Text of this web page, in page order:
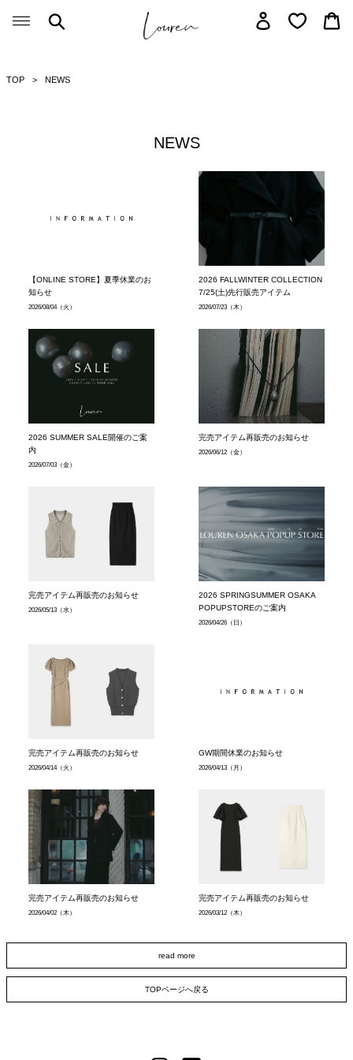
Log in
TOP NEWS
NEWS
【ONLINE STORE】夏季休業のお
知らせ
2026/08/04（火）
2026 FALLWINTER COLLECTION
7/25(土)先行販売アイテム
2026/07/23 （木）
2026 SUMMER SALE開催のご案
内
2026/07/03 （金）
完売アイテム再販売のお知らせ
2026/06/12 （金）
完売アイテム再販売のお知らせ
2026/05/13 （水）
2026 SPRINGSUMMER OSAKA
POPUPSTOREのご案内
2026/04/26 （日）
完売アイテム再販売のお知らせ
2026/04/14（火）
GW期間休業のお知らせ
2026/04/13 （月）
完売アイテム再販売のお知らせ
2026/04/02 （木）
完売アイテム再販売のお知らせ
2026/03/12 （木）
read more
TOPページへ戻る